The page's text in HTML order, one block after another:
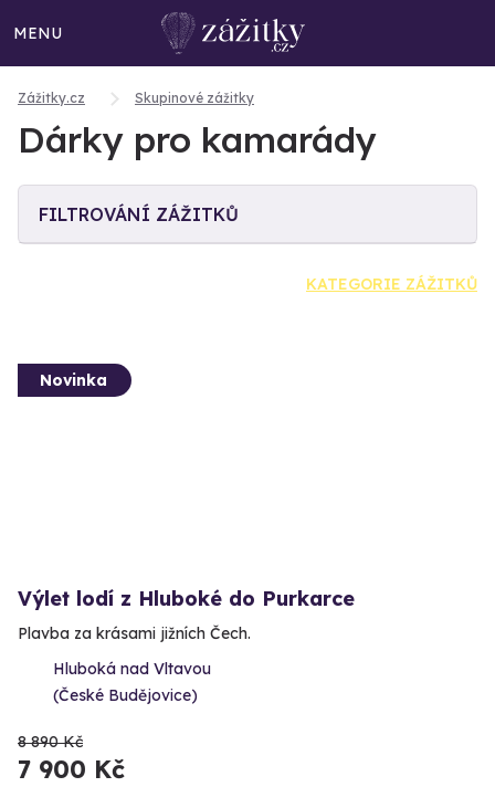
MENU
Zážitky.cz Skupinové zážitky
Dárky pro kamarády
FILTROVÁNÍ ZÁŽITKŮ
KATEGORIE ZÁŽITKŮ
Novinka
Výlet lodí z Hluboké do Purkarce
Plavba za krásami jižních Čech.
Hluboká nad Vltavou
(České Budějovice)
8 890 Kč
7 900 Kč